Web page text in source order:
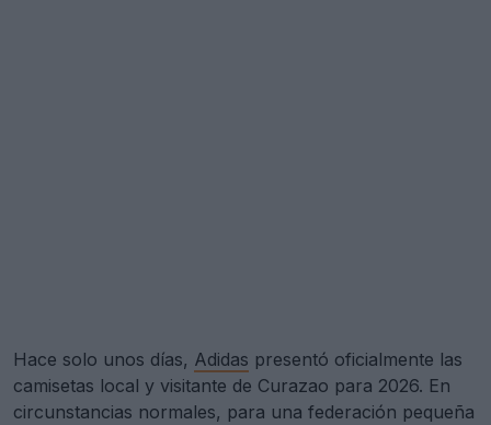
Hace solo unos días, Adidas presentó oficialmente las
camisetas local y visitante de Curazao para 2026. En
circunstancias normales, para una federación pequeña